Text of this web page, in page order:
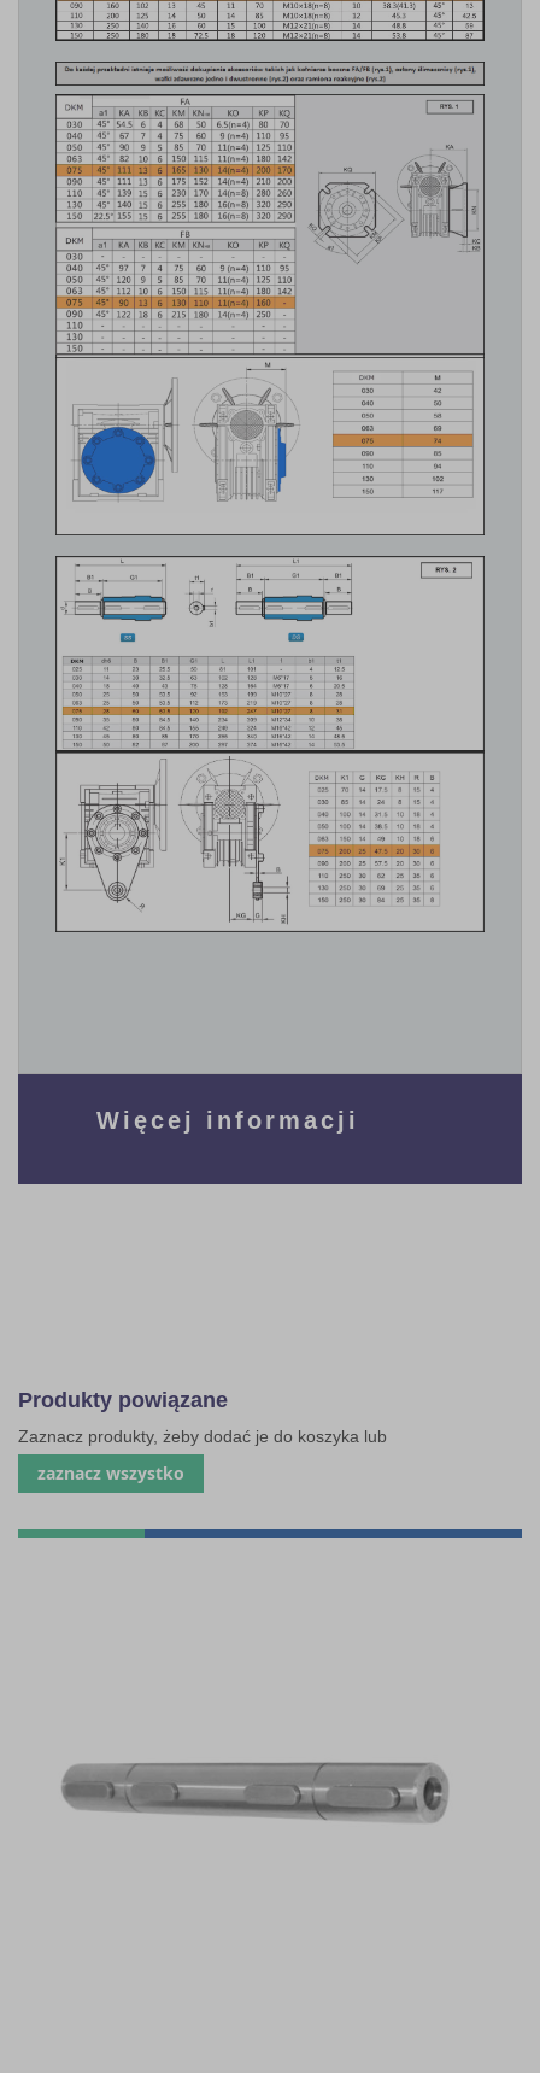
Więcej informacji
Produkty powiązane
Zaznacz produkty, żeby dodać je do koszyka lub
zaznacz wszystko